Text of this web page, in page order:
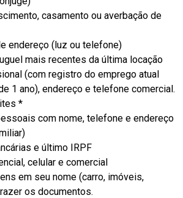
casamento ou averbação de
endereço (luz ou telefone)
mais recentes da última locação
(com registro do emprego atual
1 ano), endereço e telefone comercial.
*
com nome, telefone e endereço
e último IRPF
celular e comercial
em seu nome (carro, imóveis,
os documentos.